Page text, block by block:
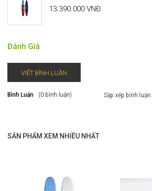
13.390.000 VNĐ
Đánh Giá
VIẾT BÌNH LUẬN
Bình Luận (0 bình luận) Sắp xếp bình luận:
SẢN PHẨM XEM NHIỀU NHẤT